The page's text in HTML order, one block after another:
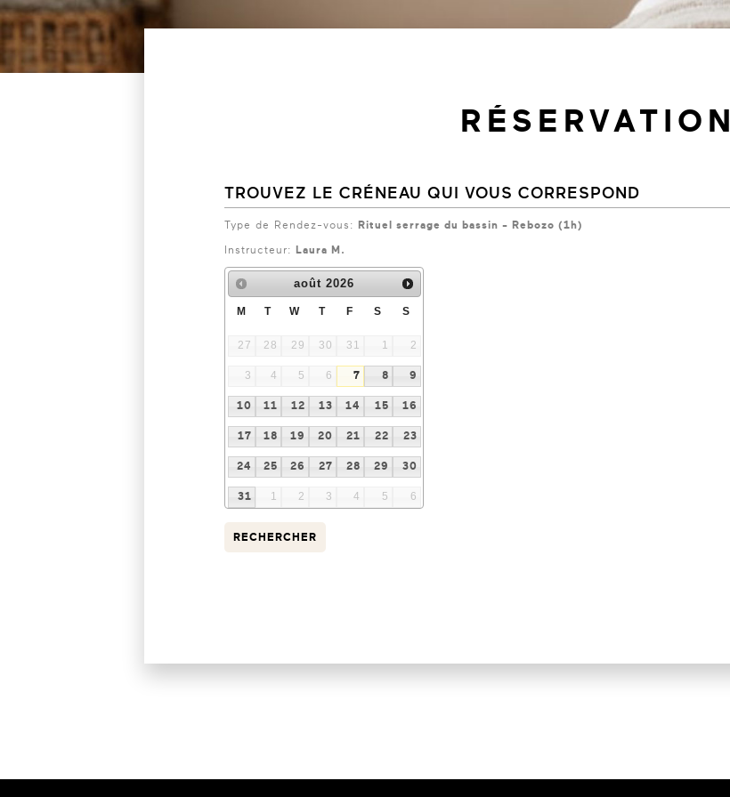
RÉSERVATION
TROUVEZ LE CRÉNEAU QUI VOUS CORRESPOND
Type de Rendez-vous: Rituel serrage du bassin - Rebozo (1h)
Instructeur: Laura M.
août 2026
M T W T F S S
27 28 29 30 31 1 2
3 4 5 6 7 8 9
10 11 12 13 14 15 16
17 18 19 20 21 22 23
24 25 26 27 28 29 30
31 1 2 3 4 5 6
RECHERCHER